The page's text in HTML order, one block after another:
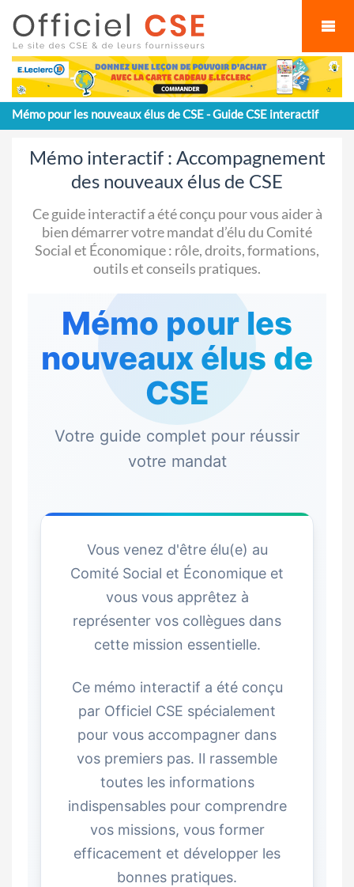
Mémo pour les nouveaux élus de CSE - Guide CSE interactif
Mémo interactif : Accompagnement
des nouveaux élus de CSE
Ce guide interactif a été conçu pour vous aider à
bien démarrer votre mandat d’élu du Comité
Social et Économique : rôle, droits, formations,
outils et conseils pratiques.